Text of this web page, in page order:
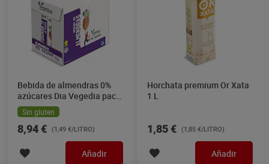
Bebida de almendras 0%
azúcares Dia Vegedia pack
6 x 1 L
Sin gluten
8,94 € (1,49 €/LITRO)
Añadir
Horchata premium Or Xata
1 L
1,85 € (1,85 €/LITRO)
Añadir